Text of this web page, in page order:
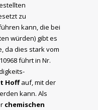
zu
kann, die bei
würden) gibt es
da dies stark vom
führt in Nr.
Hoffauf, mit der
kann. Als
chemischen